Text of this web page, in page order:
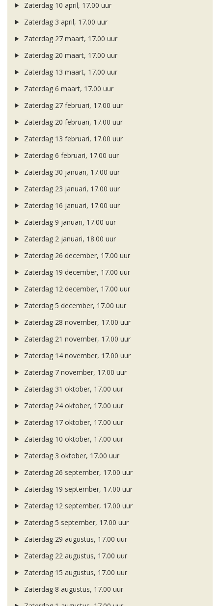
Zaterdag 10 april, 17.00 uur
Zaterdag 3 april, 17.00 uur
Zaterdag 27 maart, 17.00 uur
Zaterdag 20 maart, 17.00 uur
Zaterdag 13 maart, 17.00 uur
Zaterdag 6 maart, 17.00 uur
Zaterdag 27 februari, 17.00 uur
Zaterdag 20 februari, 17.00 uur
Zaterdag 13 februari, 17.00 uur
Zaterdag 6 februari, 17.00 uur
Zaterdag 30 januari, 17.00 uur
Zaterdag 23 januari, 17.00 uur
Zaterdag 16 januari, 17.00 uur
Zaterdag 9 januari, 17.00 uur
Zaterdag 2 januari, 18.00 uur
Zaterdag 26 december, 17.00 uur
Zaterdag 19 december, 17.00 uur
Zaterdag 12 december, 17.00 uur
Zaterdag 5 december, 17.00 uur
Zaterdag 28 november, 17.00 uur
Zaterdag 21 november, 17.00 uur
Zaterdag 14 november, 17.00 uur
Zaterdag 7 november, 17.00 uur
Zaterdag 31 oktober, 17.00 uur
Zaterdag 24 oktober, 17.00 uur
Zaterdag 17 oktober, 17.00 uur
Zaterdag 10 oktober, 17.00 uur
Zaterdag 3 oktober, 17.00 uur
Zaterdag 26 september, 17.00 uur
Zaterdag 19 september, 17.00 uur
Zaterdag 12 september, 17.00 uur
Zaterdag 5 september, 17.00 uur
Zaterdag 29 augustus, 17.00 uur
Zaterdag 22 augustus, 17.00 uur
Zaterdag 15 augustus, 17.00 uur
Zaterdag 8 augustus, 17.00 uur